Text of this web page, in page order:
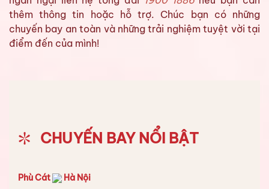
thêm thông tin hoặc hỗ trợ. Chúc bạn có những
chuyến bay an toàn và những trải nghiệm tuyệt vời tại
điểm đến của mình!
CHUYẾN BAY NỔI BẬT
Phù Cát Hà Nội